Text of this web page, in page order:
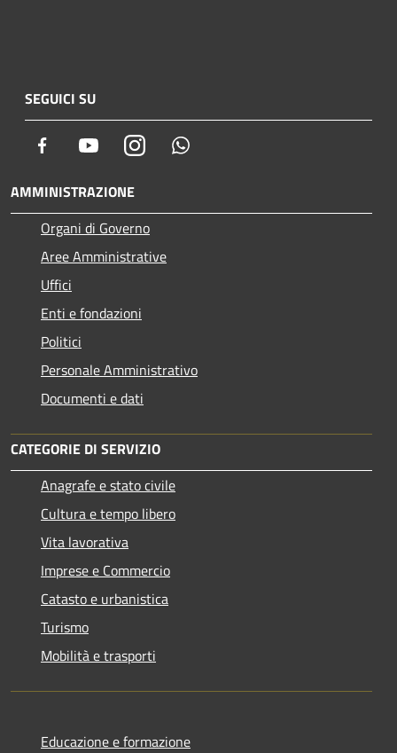
SEGUICI SU
Facebook YoutubeInstagram
AMMINISTRAZIONE
Organi di Governo
Aree Amministrative
Uffici
Enti e fondazioni
Politici
Personale Amministrativo
Documenti e dati
CATEGORIE DI SERVIZIO
Anagrafe e stato civile
Cultura e tempo libero
Vita lavorativa
Imprese e Commercio
Catasto e urbanistica
Turismo
Mobilità e trasporti
Educazione e formazione